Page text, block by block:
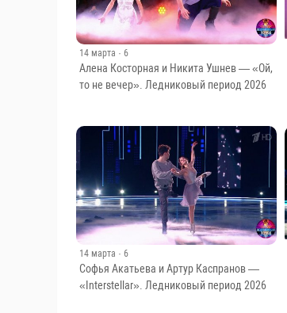
14 марта · 6
Алена Косторная и Никита Ушнев — «Ой,
то не вечер». Ледниковый период 2026
14 марта · 6
Софья Акатьева и Артур Каспранов —
«Interstellar». Ледниковый период 2026